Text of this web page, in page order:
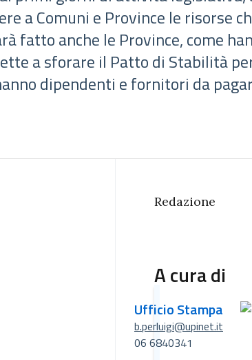
a Comuni e Province le risorse
fatto anche le Province, come
a sforare il Patto di Stabilità
dipendenti e fornitori da
Redazione
A cura di
Ufficio Stampa
b.perluigi@upinet.it
06 6840341